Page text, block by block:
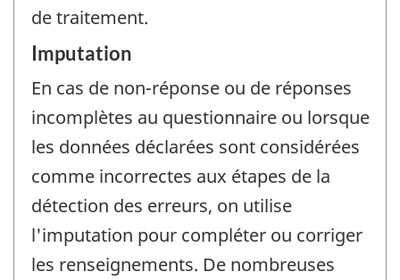
de traitement.
Imputation
En cas de non-réponse ou de réponses
incomplètes au questionnaire ou lorsque
les données déclarées sont considérées
comme incorrectes aux étapes de la
détection des erreurs, on utilise
l'imputation pour compléter ou corriger
les renseignements. De nombreuses